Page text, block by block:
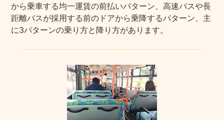
から乗車する均一運賃の前払いパターン、高速バスや長
距離バスが採用する前のドアから乗降するパターン、主
に3パターンの乗り方と降り方があります。